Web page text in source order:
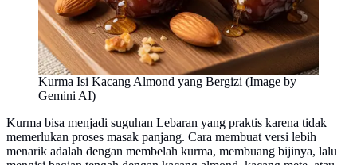
Kurma Isi Kacang Almond yang Bergizi (Image by
Gemini AI)
Kurma bisa menjadi suguhan Lebaran yang praktis karena tidak
memerlukan proses masak panjang. Cara membuat versi lebih
menarik adalah dengan membelah kurma, membuang bijinya, lalu